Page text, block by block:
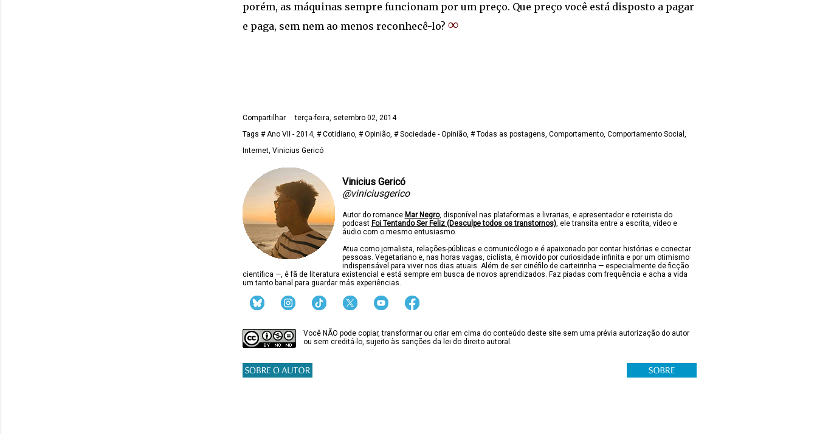
porém, as máquinas sempre funcionam por um preço. Que preço você está disposto a pagar
e paga, sem nem ao menos reconhecê-lo? ∞
Compartilhar
terça-feira, setembro 02, 2014
Tags # Ano VII - 2014 # Cotidiano # Opinião # Sociedade - Opinião # Todas as postagens Comportamento Comportamento Social
Internet Vinicius Gericó
Vinicius Gericó
@viniciusgerico
Autor do romance Mar Negro, disponível nas plataformas e livrarias, e apresentador e roteirista do
podcast Foi Tentando Ser Feliz (Desculpe todos os transtornos), ele transita entre a escrita, vídeo e
áudio com o mesmo entusiasmo.
Atua como jornalista, relações-públicas e comunicólogo e é apaixonado por contar histórias e conectar
pessoas. Vegetariano e, nas horas vagas, ciclista, é movido por curiosidade infinita e por um otimismo
indispensável para viver nos dias atuais. Além de ser cinéfilo de carteirinha — especialmente de ficção
científica —, é fã de literatura existencial e está sempre em busca de novos aprendizados. Faz piadas com frequência e acha a vida
um tanto banal para guardar más experiências.
Você NÃO pode copiar, transformar ou criar em cima do conteúdo deste site sem uma prévia autorização do autor
ou sem creditá-lo, sujeito às sanções da lei do direito autoral.